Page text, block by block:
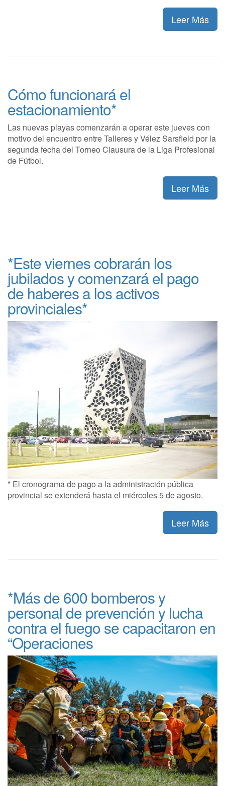
Leer Más
Cómo funcionará el
estacionamiento*
Las nuevas playas comenzarán a operar este jueves con
motivo del encuentro entre Talleres y Vélez Sarsfield por la
segunda fecha del Torneo Clausura de la Liga Profesional
de Fútbol.
Leer Más
*Este viernes cobrarán los
jubilados y comenzará el pago
de haberes a los activos
provinciales*
* El cronograma de pago a la administración pública
provincial se extenderá hasta el miércoles 5 de agosto.
Leer Más
*Más de 600 bomberos y
personal de prevención y lucha
contra el fuego se capacitaron en
“Operaciones